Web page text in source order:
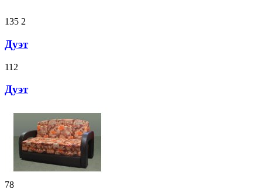
135 2
Дуэт
112
Дуэт
78